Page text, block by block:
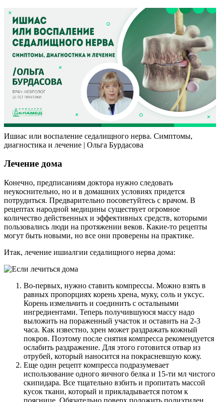
Ишиас или воспаление седалищного нерва. Симптомы,
диагностика и лечение | Ольга Бурдасова
Лечение дома
Конечно, предписаниям доктора нужно следовать
неукоснительно, но и в домашних условиях придется
потрудиться. Предварительно посоветуйтесь с врачом. В
рецептах народной медицины существует огромное
количество действенных и эффективных средств, которыми
пользовались люди на протяжении веков. Какие-то рецепты
могут быть новыми, но все они проверены на практике.
Итак, лечение ишиалгии седалищного нерва дома:
Во-первых, нужно ставить компрессы. Можно взять в
равных пропорциях корень хрена, муку, соль и уксус.
Корень измельчить и соединить с остальными
ингредиентами. Теперь получившуюся массу надо
выложить на пораженный участок и оставить на 2-3
часа. Как известно, хрен может раздражать кожный
покров. Поэтому после снятия компресса рекомендуется
ослабить раздражение. Для этого готовится отвар из
отрубей, который наносится на покрасневшую кожу.
Еще один рецепт компресса подразумевает
использование одного яичного белка и 15-ти мл чистого
скипидара. Все тщательно взбить и пропитать массой
кусок ткани, который и прикладывается потом к